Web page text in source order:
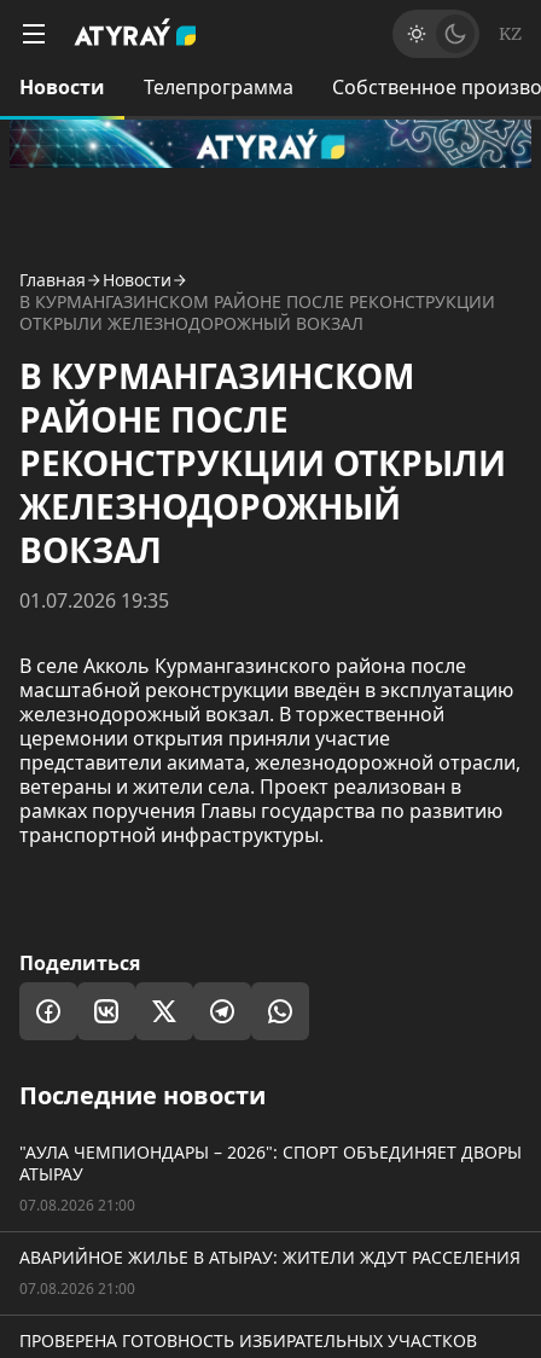
KZ
Новости Телепрограмма Собственное
Главная
Новости
В КУРМАНГАЗИНСКОМ РАЙОНЕ ПОСЛЕ РЕКОНСТРУКЦИИ
ОТКРЫЛИ ЖЕЛЕЗНОДОРОЖНЫЙ ВОКЗАЛ
В КУРМАНГАЗИНСКОМ
РАЙОНЕ ПОСЛЕ
РЕКОНСТРУКЦИИ ОТКРЫЛИ
ЖЕЛЕЗНОДОРОЖНЫЙ
ВОКЗАЛ
01.07.2026 19:35
В селе Акколь Курмангазинского района после
масштабной реконструкции введён в эксплуатацию
железнодорожный вокзал. В торжественной
церемонии открытия приняли участие
представители акимата, железнодорожной отрасли,
ветераны и жители села. Проект реализован в
рамках поручения Главы государства по развитию
транспортной инфраструктуры.
Поделиться
Последние новости
"АУЛА ЧЕМПИОНДАРЫ – 2026": СПОРТ ОБЪЕДИНЯЕТ ДВОРЫ
АТЫРАУ
07.08.2026 21:00
АВАРИЙНОЕ ЖИЛЬЕ В АТЫРАУ: ЖИТЕЛИ ЖДУТ РАССЕЛЕНИЯ
07.08.2026 21:00
ПРОВЕРЕНА ГОТОВНОСТЬ ИЗБИРАТЕЛЬНЫХ УЧАСТКОВ